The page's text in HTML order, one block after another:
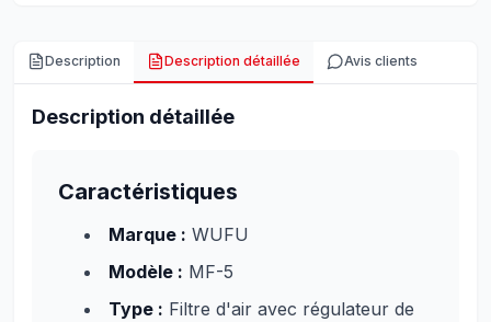
Description Description détaillée Avis clients
Description détaillée
Caractéristiques
Marque : WUFU
Modèle : MF-5
Type : Filtre d'air avec régulateur de